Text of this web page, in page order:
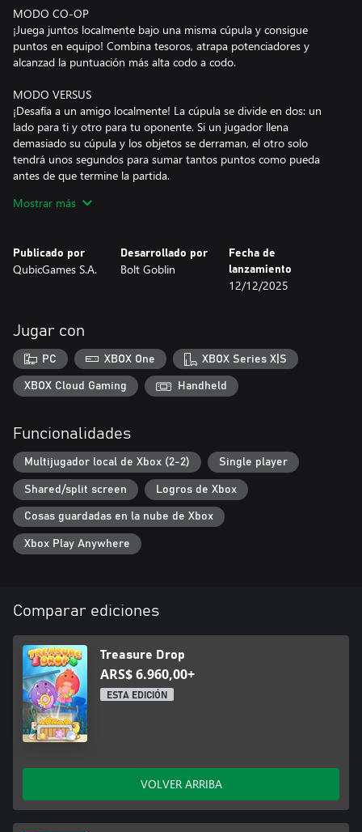
MODO CO-OP
¡Juega juntos localmente bajo una misma cúpula y consigue
puntos en equipo! Combina tesoros, atrapa potenciadores y
alcanzad la puntuación más alta codo a codo.
MODO VERSUS
¡Desafía a un amigo localmente! La cúpula se divide en dos: un
lado para ti y otro para tu oponente. Si un jugador llena
demasiado su cúpula y los objetos se derraman, el otro solo
tendrá unos segundos para sumar tantos puntos como pueda
antes de que termine la partida.
Atrapa increíbles potenciadores cuando floten a la superficie y
- Perla: Se combina con cualquier tesoro
- Maldición del Rubí: Hace que los tesoros sean aún más valiosos
Características:
• Clasificaciones en línea para mostrar tu puntuación
• Modo CO-OP para jugar y combinar juntos
• Modo VERSUS para desafiar a tus amigos
• 2 mapas con formas únicas
• Nombre y personaje totalmente personalizables
• Gran variedad de skins: ¡desde el fondo del mar hasta el
espacio!
• Un brillante y deslumbrante estilo submarino
¡Nada hasta la cima y domina la clasificación!
Mostrar más
Publicado por
QubicGames S.A.
Desarrollado por
Bolt Goblin
Fecha de
lanzamiento
12/12/2025
Jugar con
PC XBOX One XBOX Series X|S
XBOX Cloud Gaming Handheld
Funcionalidades
Multijugador local de Xbox (2-2) Single player
Shared/split screen Logros de Xbox
Cosas guardadas en la nube de Xbox
Xbox Play Anywhere
Comparar ediciones
Treasure Drop
ARS$ 6.960,00+
ESTA EDICIÓN
VOLVER ARRIBA